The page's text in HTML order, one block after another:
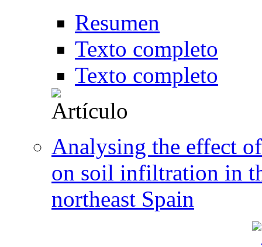
Resumen
Texto completo
Texto completo
Analysing the effect
on soil infiltration in
northeast Spain